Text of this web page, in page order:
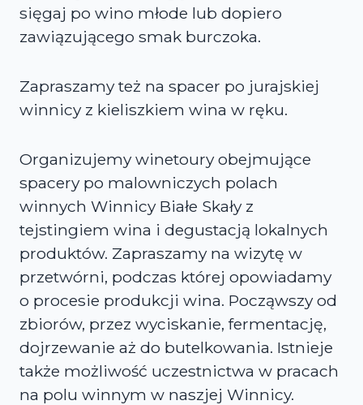
sięgaj po wino młode lub dopiero
zawiązującego smak burczoka.
Zapraszamy też na spacer po jurajskiej
winnicy z kieliszkiem wina w ręku.
Organizujemy winetoury obejmujące
spacery po malowniczych polach
winnych Winnicy Białe Skały z
tejstingiem wina i degustacją lokalnych
produktów. Zapraszamy na wizytę w
przetwórni, podczas której opowiadamy
o procesie produkcji wina. Począwszy od
zbiorów, przez wyciskanie, fermentację,
dojrzewanie aż do butelkowania. Istnieje
także możliwość uczestnictwa w pracach
na polu winnym w naszjej Winnicy.